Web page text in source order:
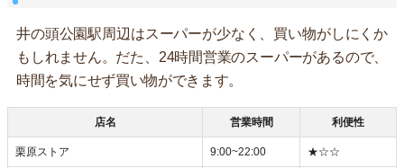
井の頭公園駅周辺はスーパーが少なく、買い物がしにくか
もしれません。だた、24時間営業のスーパーがあるので、
時間を気にせず買い物ができます。
店名 営業時間 利便性
栗原ストア 9:00~22:00 ★☆☆